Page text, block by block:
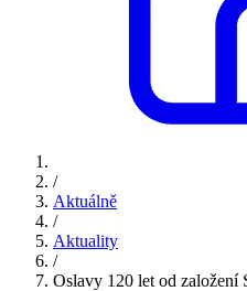
/
Aktuálně
/
Aktuality
/
Oslavy 120 let od